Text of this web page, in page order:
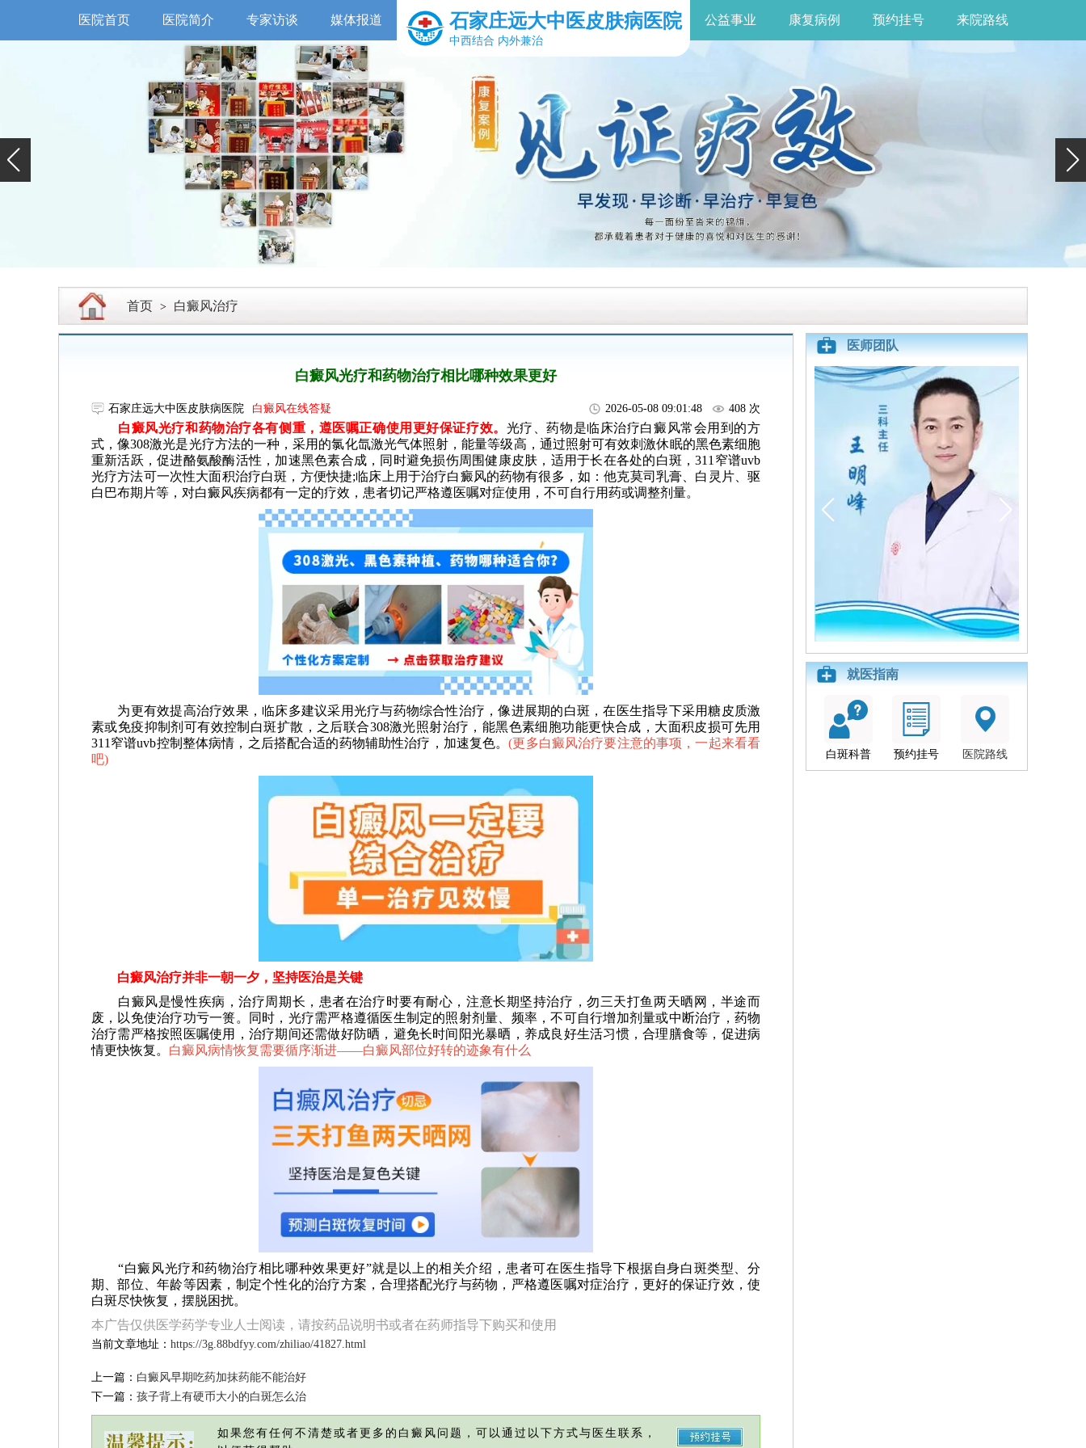
医院首页 医院简介 专家访谈 媒体报道 石家庄远大中医皮肤病医院
中西结合 内外兼治
公益事业 康复病例 预约挂号 来院路线
首页 > 白癜风治疗
白癜风光疗和药物治疗相比哪种效果更好
石家庄远大中医皮肤病医院 白癜风在线答疑 2026-05-08 09:01:48 408 次
白癜风光疗和药物治疗各有侧重，遵医嘱正确使用更好保证疗效。 光疗、药物是临床治疗白癜风常会用到的方
式，像308激光是光疗方法的一种，采用的氯化氙激光气体照射，能量等级高，通过照射可有效刺激休眠的黑色素细胞
重新活跃，促进酪氨酸酶活性，加速黑色素合成，同时避免损伤周围健康皮肤，适用于长在各处的白斑，311窄谱uvb
光疗方法可一次性大面积治疗白斑，方便快捷;临床上用于治疗白癜风的药物有很多，如：他克莫司乳膏、白灵片、驱
白巴布期片等，对白癜风疾病都有一定的疗效，患者切记严格遵医嘱对症使用，不可自行用药或调整剂量。
为更有效提高治疗效果，临床多建议采用光疗与药物综合性治疗，像进展期的白斑，在医生指导下采用糖皮质激
素或免疫抑制剂可有效控制白斑扩散，之后联合308激光照射治疗，能黑色素细胞功能更快合成，大面积皮损可先用
311窄谱uvb控制整体病情，之后搭配合适的药物辅助性治疗，加速复色。(更多白癜风治疗要注意的事项，一起来看看
吧)
白癜风治疗并非一朝一夕，坚持医治是关键
白癜风是慢性疾病，治疗周期长，患者在治疗时要有耐心，注意长期坚持治疗，勿三天打鱼两天晒网，半途而
废，以免使治疗功亏一篑。同时，光疗需严格遵循医生制定的照射剂量、频率，不可自行增加剂量或中断治疗，药物
治疗需严格按照医嘱使用，治疗期间还需做好防晒，避免长时间阳光暴晒，养成良好生活习惯，合理膳食等，促进病
情更快恢复。 白癜风病情恢复需要循序渐进——白癜风部位好转的迹象有什么
“白癜风光疗和药物治疗相比哪种效果更好”就是以上的相关介绍，患者可在医生指导下根据自身白斑类型、分
期、部位、年龄等因素，制定个性化的治疗方案，合理搭配光疗与药物，严格遵医嘱对症治疗，更好的保证疗效，使
白斑尽快恢复，摆脱困扰。
本广告仅供医学药学专业人士阅读，请按药品说明书或者在药师指导下购买和使用
当前文章地址： https://3g.88bdfyy.com/zhiliao/41827.html
上一篇： 白癜风早期吃药加抹药能不能治好
下一篇： 孩子背上有硬币大小的白斑怎么治
如果您有任何不清楚或者更多的白癜风问题，可以通过以下方式与医生联系，
医师团队
就医指南
白斑科普 预约挂号 医院路线